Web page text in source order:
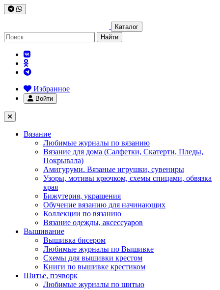
Каталог
Найти
Избранное
Войти
Вязание
Любимые журналы по вязанию
Вязание для дома (Салфетки, Скатерти, Пледы,
Покрывала)
Амигуруми. Вязаные игрушки, сувениры
Узоры, мотивы крючком, схемы спицами, обвязка
края
Бижутерия, украшения
Обучение вязанию для начинающих
Коллекции по вязанию
Вязание одежды, аксессуаров
Вышивание
Вышивка бисером
Любимые журналы по Вышивке
Схемы для вышивки крестом
Книги по вышивке крестиком
Шитье, пэчворк
Любимые журналы по шитью